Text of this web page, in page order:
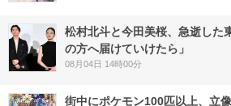
松村北斗と今田美桜、急逝した
の方へ届けていけたら」
08月04日 14時00分
街中にポケモン100匹以上、立